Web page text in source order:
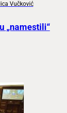
Vučković
„namestili“